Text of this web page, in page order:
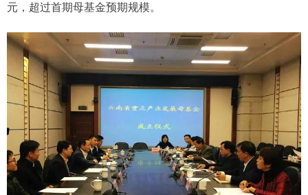
元，超过首期母基金预期规模。